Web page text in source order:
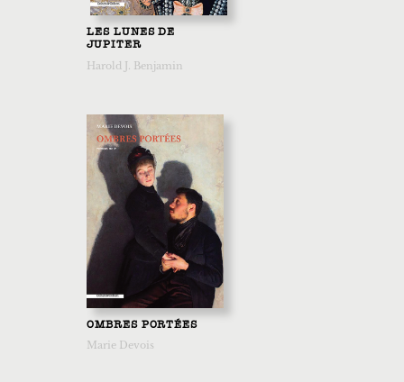
LES LUNES DE
JUPITER
Harold J. Benjamin
OMBRES PORTÉES
Marie Devois